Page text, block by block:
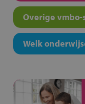
Overige
Welk